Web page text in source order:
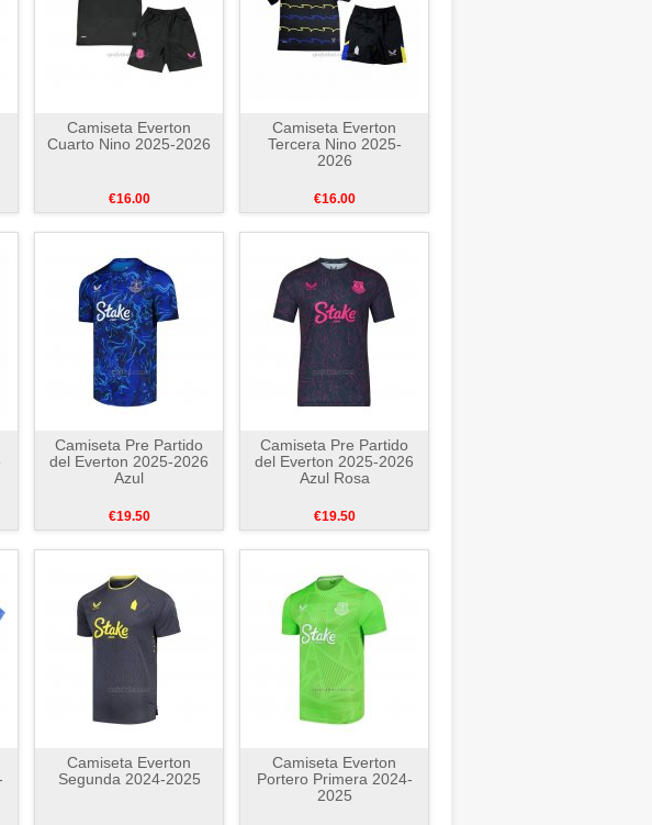
Camiseta Everton
Cuarto Nino 2025-2026
€16.00
Camiseta Everton
Tercera Nino 2025-
2026
€16.00
Camiseta Pre Partido
del Everton 2025-2026
Azul
€19.50
Camiseta Pre Partido
del Everton 2025-2026
Azul Rosa
€19.50
Camiseta Everton
Segunda 2024-2025
Camiseta Everton
Portero Primera 2024-
2025